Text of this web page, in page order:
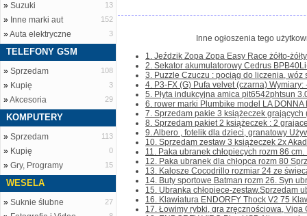
» Suzuki 13
» Inne marki aut 152
»Auta elektryczne 3
TELEFONY GSM
» Sprzedam 108
» Kupię 3
»Akcesoria 29
KOMPUTERY
» Sprzedam 113
» Kupię 0
» Gry, Programy 15
WESELA
» Suknie ślubne 27
Inne ogłoszenia tego
1. Jeździk Zopa Zopa Easy Race żółto-
2. Sekator akumulatorowy Cedrus
3. Puzzle Czuczu : pociąg do liczenia, wóz
4. P3-FX (G) Pufa velvet (czarna) Wymiary:
5. Płyta indukcyjna amica pit6542phtsun
6. rower marki Plumbike model LA DONNA
7. Sprzedam pakie 3 książeczek grających
8. Sprzedam pakiet 2 książeczek : 2
9. Albero , fotelik dla dzieci, granatowy
10. Sprzedam zestaw 3 książeczek 2x
11. Paka ubranek chłopiecych rozm 86
12. Paka ubranek dla chłopca rozm 80
13. Kalosze Cocodrillo rozmiar 24 ze
14. Buty sportowe Batman rozm 26. Syn
15. Ubranka chłopiece-zestaw.Sprzedam
16. Klawiatura ENDORFY Thock V2 75
17. Łowimy rybki, gra zręcznościowa, Viga